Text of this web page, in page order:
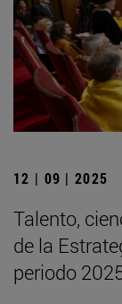
12 | 09 | 2025
Talento,
de la
periodo